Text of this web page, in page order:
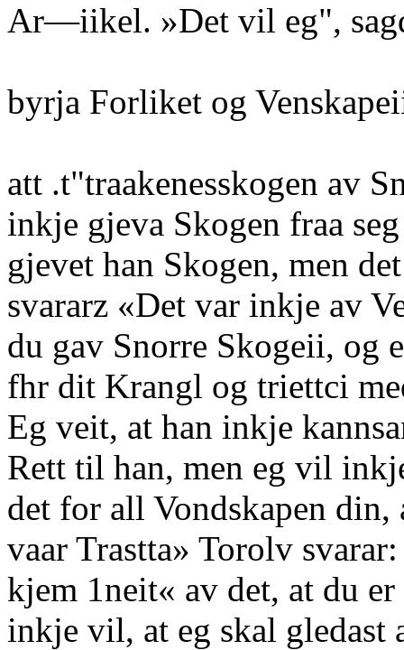
Ar—iikel. »Det vil eg",
byrja Forliket og
att .t"traakenesskogen av
inkje gjeva Skogen fraa
gjevet han Skogen, men
svararz «Det var inkje av
du gav Snorre Skogeii, og
fhr dit Krangl og triettci
Eg veit, at han inkje
Rett til han, men eg vil
det for all Vondskapen din,
vaar Trastta» Torolv
kjem 1neit« av det, at du
inkje vil, at eg skal